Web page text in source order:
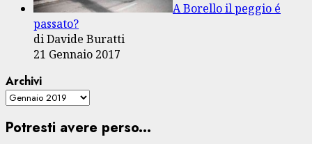
A Borello il peggio é
passato?
di Davide Buratti
21 Gennaio 2017
Archivi
Potresti avere perso...